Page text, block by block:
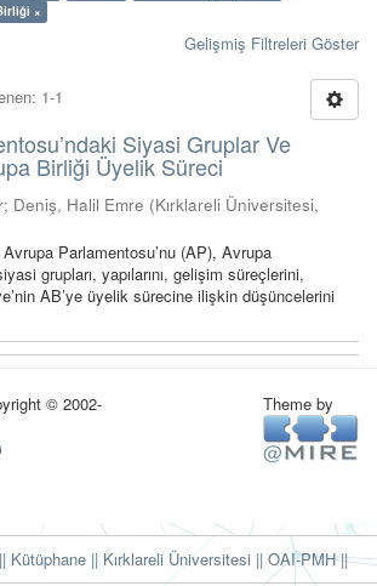
×
Gelişmiş Filtreleri Göster
1-1
Siyasi Gruplar Ve
Birliği Üyelik Süreci
; Deniş, Halil Emre (Kırklareli Üniversitesi,
Avrupa Parlamentosu’nu (AP), Avrupa
grupları, yapılarını, gelişim süreçlerini,
AB’ye üyelik sürecine ilişkin düşüncelerini
© 2002-
Theme by
Kütüphane || Kırklareli Üniversitesi || OAI-PMH ||